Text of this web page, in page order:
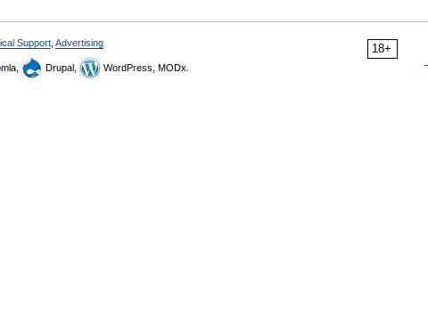
18+
Support Advertising
Drupal, WordPress, MODx.